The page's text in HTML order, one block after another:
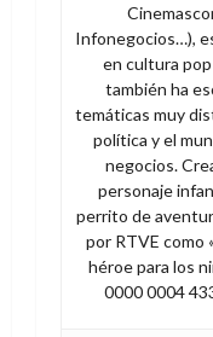
Infonegocios…),
en cultura
también ha
temáticas muy
política y el
negocios.
personaje
perrito de
por RTVE como
héroe para los
0000 0004